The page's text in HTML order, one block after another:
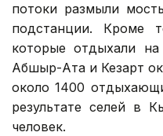
потоки размыли
подстанции. Кроме
которые отдыхали
Абшыр-Ата и Кезарт
около 1400
результате селей в
человек.